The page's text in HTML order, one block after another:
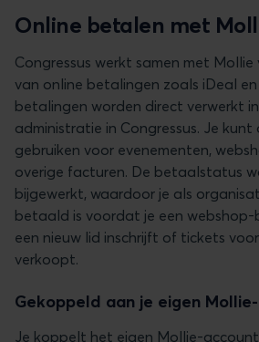
Online betalen met
Congressus werkt samen met
van online betalingen zoals iDeal
betalingen worden direct verwerkt
administratie in Congressus. Je
gebruiken voor evenementen,
overige facturen. De betaalstatus
bijgewerkt, waardoor je als
betaald is voordat je een
een nieuw lid inschrijft of tickets
verkoopt.
Gekoppeld aan je eigen
Je koppelt het eigen Mollie-